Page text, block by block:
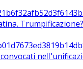
Trumpificazione?